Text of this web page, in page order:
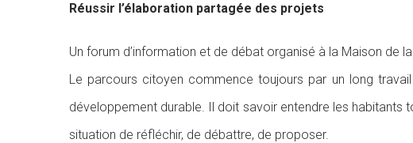
Réussir l’élaboration partagée des projets
Un forum d’information et de débat organisé à la Maison de
Le parcours citoyen commence toujours par un long
développement durable. Il doit savoir entendre les
situation de réfléchir, de débattre, de proposer.